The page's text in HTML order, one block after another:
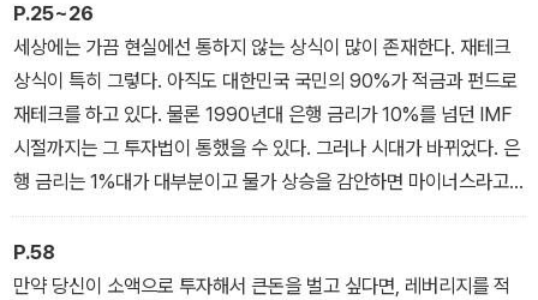
을 부동산 투자 매입기를 통해 공개된다. 3장은 돈 걱정 없는 월급쟁
이가 되기 위해 독자들이 가장 먼저 생각해야 할 것들이 담겼으며, 4
장에서는 초보 투자자가 바로 시작해야 할 공부법과 실전 투자에서
알아두면 유용한 투자 기술들이 소개된다.
P.25~26
세상에는 가끔 현실에선 통하지 않는 상식이 많이 존재한다. 재테크
상식이 특히 그렇다. 아직도 대한민국 국민의 90%가 적금과 펀드로
재테크를 하고 있다. 물론 1990년대 은행 금리가 10%를 넘던 IMF
시절까지는 그 투자법이 통했을 수 있다. 그러나 시대가 바뀌었다. 은
행 금리는 1%대가 대부분이고 물가 상승을 감안하면 마이너스라고
해도 과언이 아니다. 우리보다 앞서 경제 성장의 길을 걸었던 미국, 일
본 그리고 유럽 국가들의 상황을 볼 때 우리나라 또한 저금리가 계속
이어질 확률이 높다. 자산을 잃지 않기 위해서라도 어쩔 수 없이 재테
P.58
만약 당신이 소액으로 투자해서 큰돈을 벌고 싶다면, 레버리지를 적